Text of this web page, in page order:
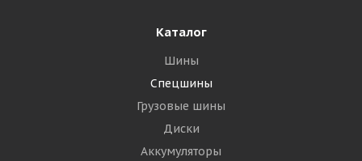
Каталог
Шины
Спецшины
Грузовые шины
Диски
Аккумуляторы